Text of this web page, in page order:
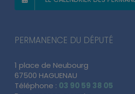
PERMANENCE DU DÉPUTÉ
1 place de Neubourg
67500 HAGUENAU
Téléphone : 03 90 59 38 05